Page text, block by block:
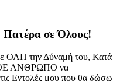
σε Όλους!
ΟΛΗ την Δύναμή του, Κατά
ΑΝΘΡΩΠΟ να
τις Εντολές μου που θα δώσω